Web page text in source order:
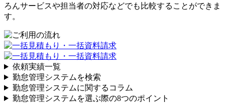
ろんサービスや担当者の対応などでも比較することができま
す。
依頼実績一覧
勤怠管理システムを検索
勤怠管理システムに関するコラム
勤怠管理システムを選ぶ際の8つのポイント